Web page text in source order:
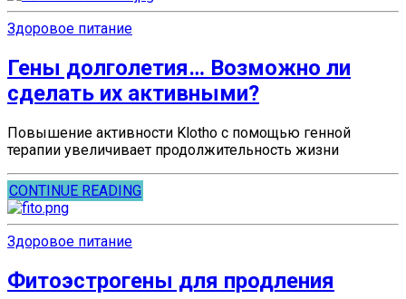
Здоровое питание
Гены долголетия… Возможно ли
сделать их активными?
Повышение активности Klotho с помощью генной
терапии увеличивает продолжительность жизни
CONTINUE READING
Здоровое питание
Фитоэстрогены для продления